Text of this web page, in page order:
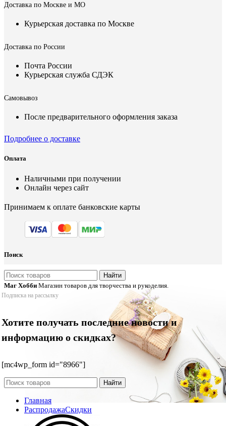
Доставка по Москве и МО
Курьерская доставка по Москве
Доставка по России
Почта России
Курьерская служба СДЭК
Самовывоз
После предварительного оформления заказа
Подробнее о доставке
Оплата
Наличными при получении
Онлайн через сайт
Принимаем к оплате банковские карты
Поиск
Найти
Маг Хобби Магазин товаров для творчества и рукоделия.
Подписка на рассылку
Хотите получать последние новости и
информацию о скидках?
[mc4wp_form id="8966"]
Найти
Главная
РаспродажаСкидки